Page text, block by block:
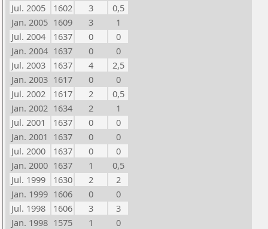
Jul. 2005
1602 3
0,5
Jan. 2005 1609 3
1
Jul. 2004
1637 0
0
Jan. 2004 1637 0
0
Jul. 2003
1637 4
2,5
Jan. 2003 1617 0
0
Jul. 2002
1617 2
0,5
Jan. 2002 1634 2
1
Jul. 2001
1637 0
0
Jan. 2001 1637 0
0
Jul. 2000
1637 0
0
Jan. 2000 1637 1
0,5
Jul. 1999
1630 2
2
Jan. 1999 1606 0
0
Jul. 1998
1606 3
3
Jan. 1998 1575 1
0